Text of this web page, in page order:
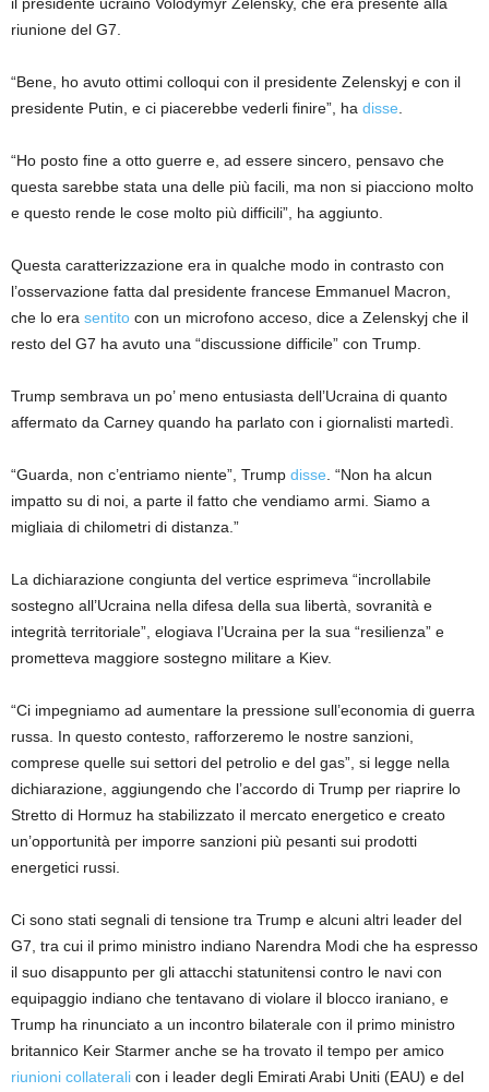
riunione del G7.
“Bene, ho avuto ottimi colloqui con il presidente Zelenskyj e con il
presidente Putin, e ci piacerebbe vederli finire”, ha disse
“Ho posto fine a otto guerre e, ad essere sincero, pensavo che
questa sarebbe stata una delle più facili, ma non si piacciono molto
e questo rende le cose molto più difficili”, ha aggiunto.
Questa caratterizzazione era in qualche modo in contrasto con
l’osservazione fatta dal presidente francese Emmanuel Macron,
che lo era sentito con un microfono acceso, dice a Zelenskyj che il
resto del G7 ha avuto una “discussione difficile” con Trump.
Trump sembrava un po’ meno entusiasta dell’Ucraina di quanto
affermato da Carney quando ha parlato con i giornalisti martedì.
“Guarda, non c’entriamo niente”, Trump disse . “Non ha alcun
impatto su di noi, a parte il fatto che vendiamo armi. Siamo a
migliaia di chilometri di distanza.”
La dichiarazione congiunta del vertice esprimeva “incrollabile
sostegno all’Ucraina nella difesa della sua libertà, sovranità e
integrità territoriale”, elogiava l’Ucraina per la sua “resilienza” e
prometteva maggiore sostegno militare a Kiev.
“Ci impegniamo ad aumentare la pressione sull’economia di guerra
russa. In questo contesto, rafforzeremo le nostre sanzioni,
comprese quelle sui settori del petrolio e del gas”, si legge nella
dichiarazione, aggiungendo che l’accordo di Trump per riaprire lo
Stretto di Hormuz ha stabilizzato il mercato energetico e creato
un’opportunità per imporre sanzioni più pesanti sui prodotti
energetici russi.
Ci sono stati segnali di tensione tra Trump e alcuni altri leader del
G7, tra cui il primo ministro indiano Narendra Modi che ha espresso
il suo disappunto per gli attacchi statunitensi contro le navi con
equipaggio indiano che tentavano di violare il blocco iraniano, e
Trump ha rinunciato a un incontro bilaterale con il primo ministro
britannico Keir Starmer anche se ha trovato il tempo per amico
riunioni collaterali con i leader degli Emirati Arabi Uniti (EAU) e del